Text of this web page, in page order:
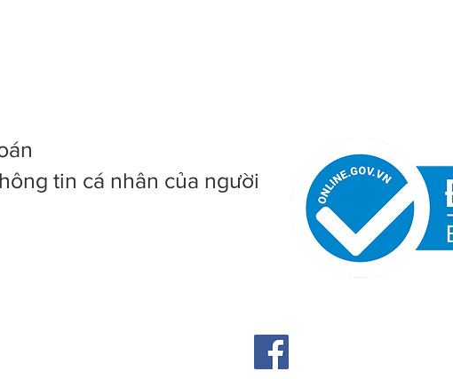
tin cá nhân của người